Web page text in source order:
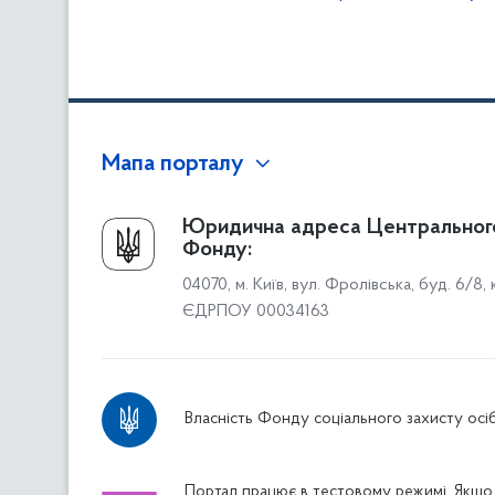
Мапа порталу
Про Фонд
Керівництво
Структура Фонду
Територіальні відділення
Дніпропетровське відділення
Житомирське відділення
Юридична адреса
Фонду:
04070, м. Київ, вул. Фролівська, буд. 6/8,
ЄДРПОУ 00034163
Власність Фонду соціального захисту осіб